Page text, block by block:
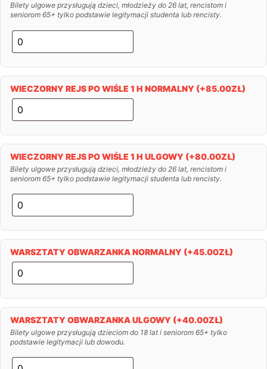
Bilety ulgowe przysługują dzieci, młodzieży do 26 lat, rencistom i
seniorom 65+ tylko podstawie legitymacji studenta lub rencisty.
WIECZORNY REJS PO WIŚLE 1 H NORMALNY (+85.00ZŁ)
WIECZORNY REJS PO WIŚLE 1 H ULGOWY (+80.00ZŁ)
Bilety ulgowe przysługują dzieci, młodzieży do 26 lat, rencistom i
seniorom 65+ tylko podstawie legitymacji studenta lub rencisty.
WARSZTATY OBWARZANKA NORMALNY (+45.00ZŁ)
WARSZTATY OBWARZANKA ULGOWY (+40.00ZŁ)
Bilety ulgowe przysługują dzieciom do 18 lat i seniorom 65+ tylko
podstawie legitymacji lub dowodu.